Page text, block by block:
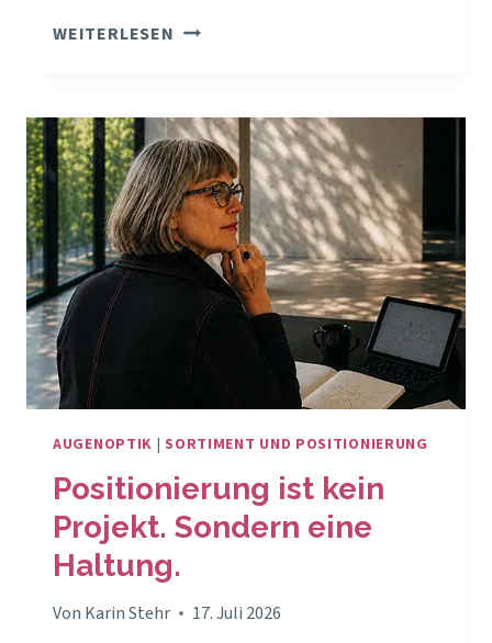
WEITERLESEN MEHR
MMER W
ENIGER P
ROFIL.
AUGENOPTIK |SORTIMENT UND POSITIONIERUNG
Positionierung ist kein
Projekt. Sondern eine
Haltung.
Von Karin Stehr 17. Juli 2026